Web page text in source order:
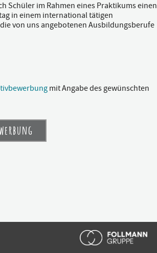
Schüler im Rahmen eines Praktikums einen
in einem international tätigen
von uns angebotenen Ausbildungsberufe
mit Angabe des gewünschten